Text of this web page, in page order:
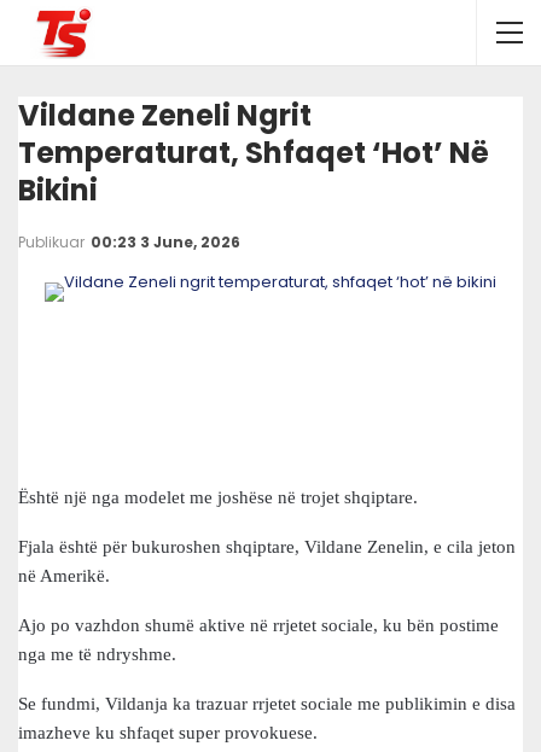
Vildane Zeneli Ngrit
Temperaturat, Shfaqet ‘hot’ Në
Bikini
Publikuar 00:23 3 June, 2026
Është një nga modelet me joshëse në trojet shqiptare.
Fjala është për bukuroshen shqiptare, Vildane Zenelin, e cila jeton
në Amerikë.
Ajo po vazhdon shumë aktive në rrjetet sociale, ku bën postime
nga me të ndryshme.
Se fundmi, Vildanja ka trazuar rrjetet sociale me publikimin e disa
imazheve ku shfaqet super provokuese.